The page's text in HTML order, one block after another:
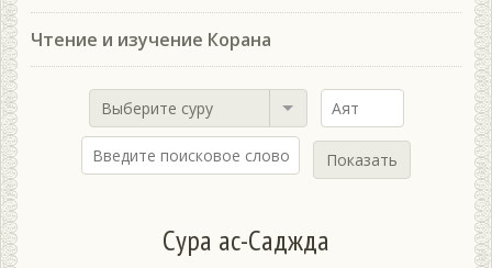
Чтение и изучение Корана
Выберите суру
Показать
Сура ас-Саджда